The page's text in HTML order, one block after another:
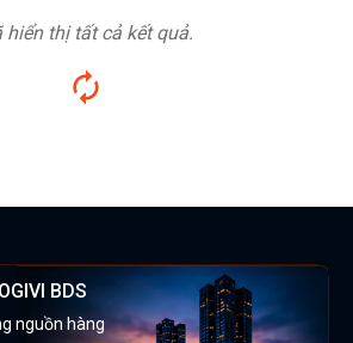
hiển thị tất cả kết quả.
BDS
nguồn hàng